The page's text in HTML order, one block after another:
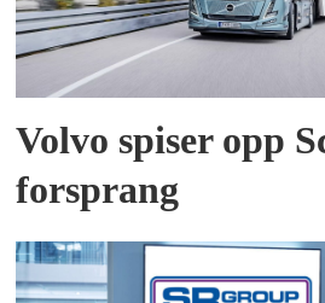
Volvo spiser opp
forsprang